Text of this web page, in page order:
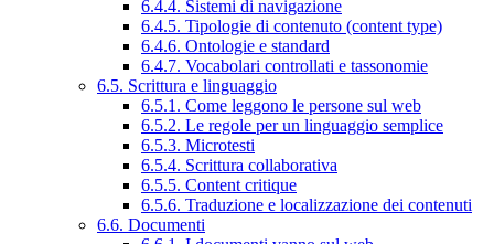
6.4.4. Sistemi di navigazione
6.4.5. Tipologie di contenuto (content type)
6.4.6. Ontologie e standard
6.4.7. Vocabolari controllati e tassonomie
6.5. Scrittura e linguaggio
6.5.1. Come leggono le persone sul web
6.5.2. Le regole per un linguaggio semplice
6.5.3. Microtesti
6.5.4. Scrittura collaborativa
6.5.5. Content critique
6.5.6. Traduzione e localizzazione dei contenuti
6.6. Documenti